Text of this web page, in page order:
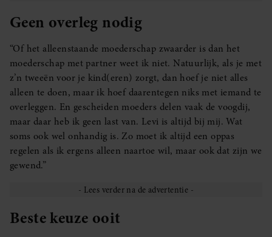
Geen overleg nodig
“Of het alleenstaande moederschap zwaarder is dan het
moederschap met partner weet ik niet. Natuurlijk, als je met
z’n tweeën voor je kind(eren) zorgt, dan hoef je niet alles
alleen te doen, maar ik hoef daarentegen niks met iemand te
overleggen. En gescheiden moeders delen vaak de voogdij,
maar daar heb ik geen last van. Levi is altijd bij mij. Wat
soms ook wel onhandig is. Zo moet ik altijd een oppas
regelen als ik ergens alleen naartoe wil, maar ook dat zijn we
gewend.”
Beste keuze ooit